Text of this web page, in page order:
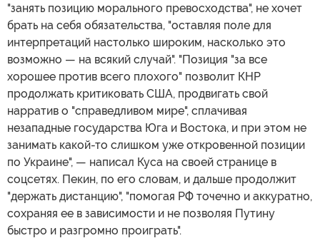
"занять позицию морального превосходства", не хочет
брать на себя обязательства, "оставляя поле для
интерпретаций настолько широким, насколько это
возможно — на всякий случай". "Позиция "за все
хорошее против всего плохого" позволит КНР
продолжать критиковать США, продвигать свой
нарратив о "справедливом мире", сплачивая
незападные государства Юга и Востока, и при этом не
занимать какой-то слишком уже откровенной позиции
по Украине", — написал Куса на своей странице в
соцсетях. Пекин, по его словам, и дальше продолжит
"держать дистанцию", "помогая РФ точечно и аккуратно,
сохраняя ее в зависимости и не позволяя Путину
быстро и разгромно проиграть".